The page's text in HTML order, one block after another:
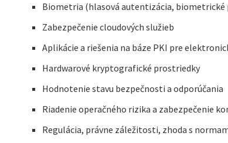
Biometria (hlasová autentizácia, biometrické
Zabezpečenie cloudových služieb
Aplikácie a riešenia na báze PKI pre
Hardwarové kryptografické prostriedky
Hodnotenie stavu bezpečnosti a odporúčania
Riadenie operačného rizika a zabezpečenie
Regulácia, právne záležitosti, zhoda s